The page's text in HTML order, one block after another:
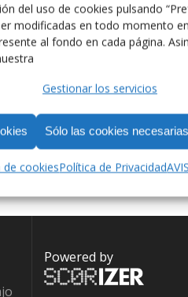
del uso de cookies pulsando
modificadas en todo momento
al fondo en cada página.
Gestionar los servicios
Sólo las cookies necesarias
de cookiesPolítica de Privacidad
Powered by